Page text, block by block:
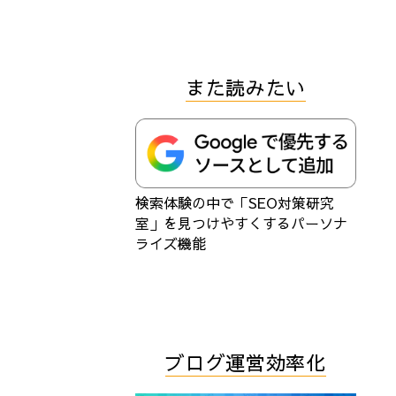
また読みたい
検索体験の中で「SEO対策研究
室」を見つけやすくするパーソナ
ライズ機能
ブログ運営効率化